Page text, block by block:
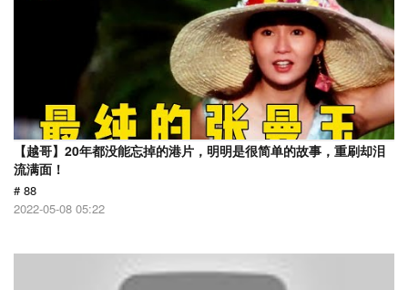
【越哥】20年都没能忘掉的港片，明明是很简单的故事，重刷却泪
流满面！
# 88
2022-05-08 05:22